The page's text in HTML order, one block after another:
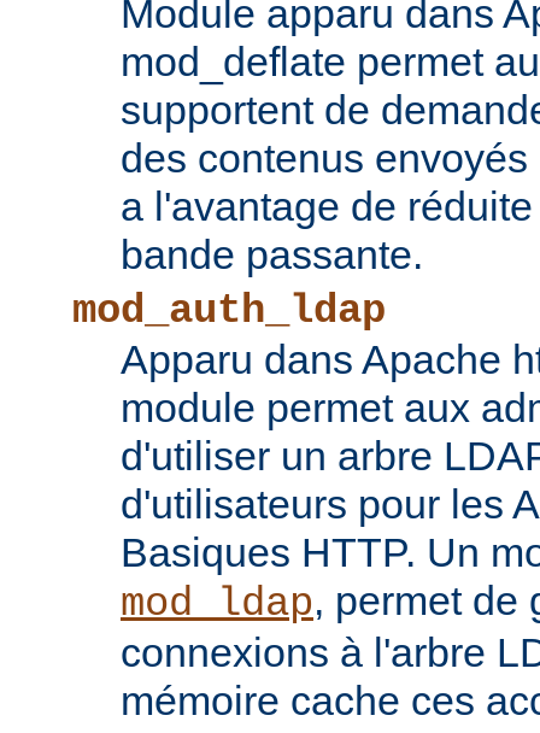
Module apparu dans
mod_deflate permet
supportent de
des contenus
a l'avantage de
bande passante.
mod_auth_ldap
Apparu dans Apache
module permet aux
d'utiliser un arbre
d'utilisateurs pour les
Basiques HTTP. Un
mod_ldap, permet de
connexions à l'arbre
mémoire cache ces